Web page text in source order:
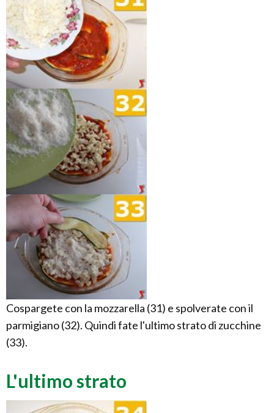
Cospargete con la mozzarella (31) e spolverate con il
parmigiano (32). Quindi fate l'ultimo strato di zucchine
(33).
L'ultimo strato